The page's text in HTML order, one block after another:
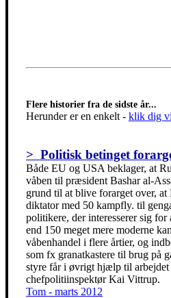
Flere historier fra de sidste år...
Herunder er en enkelt - klik dig
> Politisk betinget
Både EU og USA beklager, at
våben til præsident Bashar al-
grund til at blive forarget over,
diktator med 50 kampfly. til
politikere, der interesserer sig
end 150 meget mere moderne
våbenhandel i flere årtier, og
som fx granatkastere til brug på
styre får i øvrigt hjælp til arbejdet
chefpolitiinspektør Kai Vittrup.
Tom - marts 2012